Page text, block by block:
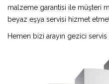
malzeme garantisi ile müşteri
beyaz eşya servisi hizmet
Hemen bizi arayın gezici servis